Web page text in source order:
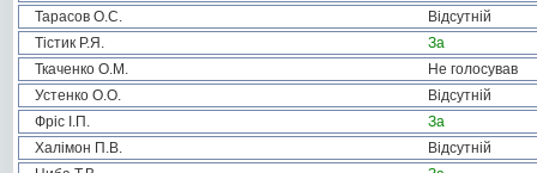
Тарасов О.С.
Відсутній
Тістик Р.Я.
За
Ткаченко О.М.
Не голосував
Устенко О.О.
Відсутній
Фріс І.П.
За
Халімон П.В.
Відсутній